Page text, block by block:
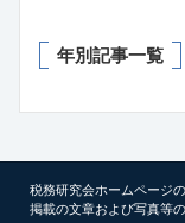
年別記事一覧
税務研究会ホームページ
掲載の文章および写真等